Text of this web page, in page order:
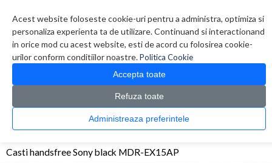
Acest website foloseste cookie-uri pentru a administra, optimiza si
personaliza experienta ta de utilizare. Continuand si interactionand
in orice mod cu acest website, esti de acord cu folosirea cookie-
urilor conform conditiilor noastre.Politica Cookie
Accepta toate
Refuza toate
Administreaza preferintele
0 produs(e)
CATALOG PRODUSE
> Accesorii telefoane > Casti handsfree Sony black MDR-
Casti handsfree Sony black MDR-EX15AP